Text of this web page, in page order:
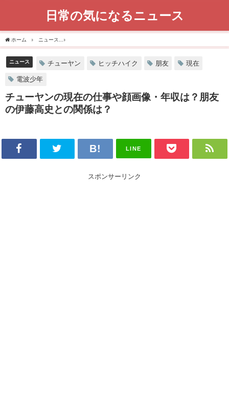
日常の気になるニュース
ホーム ニュース
ニュース チューヤン ヒッチハイク 朋友 現在
電波少年
チューヤンの現在の仕事や顔画像・年収は？朋友
の伊藤高史との関係は？
LINE
スポンサーリンク